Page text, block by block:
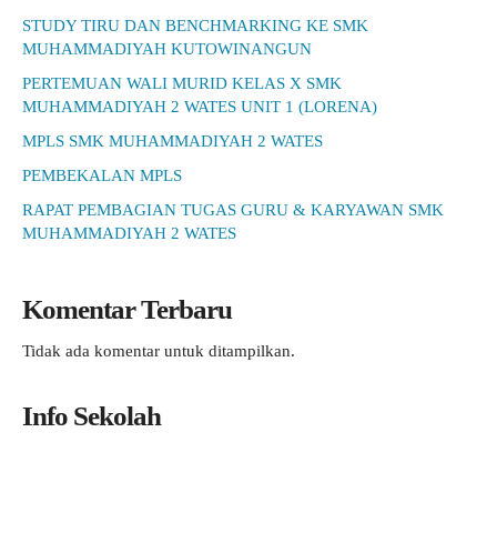
STUDY TIRU DAN BENCHMARKING KE SMK
MUHAMMADIYAH KUTOWINANGUN
PERTEMUAN WALI MURID KELAS X SMK
MUHAMMADIYAH 2 WATES UNIT 1 (LORENA)
MPLS SMK MUHAMMADIYAH 2 WATES
PEMBEKALAN MPLS
RAPAT PEMBAGIAN TUGAS GURU & KARYAWAN SMK
MUHAMMADIYAH 2 WATES
Komentar Terbaru
Tidak ada komentar untuk ditampilkan.
Info Sekolah